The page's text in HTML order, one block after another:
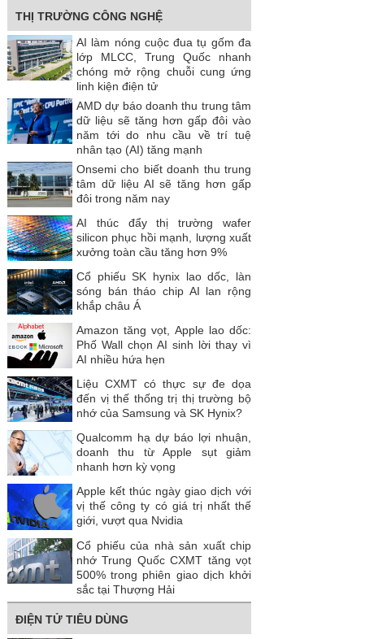
THỊ TRƯỜNG CÔNG NGHỆ
AI làm nóng cuộc đua tụ gốm đa
lớp MLCC, Trung Quốc nhanh
chóng mở rộng chuỗi cung ứng
linh kiện điện tử
AMD dự báo doanh thu trung tâm
dữ liệu sẽ tăng hơn gấp đôi vào
năm tới do nhu cầu về trí tuệ
nhân tạo (AI) tăng mạnh
Onsemi cho biết doanh thu trung
tâm dữ liệu AI sẽ tăng hơn gấp
đôi trong năm nay
AI thúc đẩy thị trường wafer
silicon phục hồi mạnh, lượng xuất
xưởng toàn cầu tăng hơn 9%
Cổ phiếu SK hynix lao dốc, làn
sóng bán tháo chip AI lan rộng
khắp châu Á
Amazon tăng vọt, Apple lao dốc:
Phố Wall chọn AI sinh lời thay vì
AI nhiều hứa hẹn
Liệu CXMT có thực sự đe dọa
đến vị thế thống trị thị trường bộ
nhớ của Samsung và SK Hynix?
Qualcomm hạ dự báo lợi nhuận,
doanh thu từ Apple sụt giảm
nhanh hơn kỳ vọng
Apple kết thúc ngày giao dịch với
vị thế công ty có giá trị nhất thế
giới, vượt qua Nvidia
Cổ phiếu của nhà sản xuất chip
nhớ Trung Quốc CXMT tăng vọt
500% trong phiên giao dịch khởi
sắc tại Thượng Hải
ĐIỆN TỬ TIÊU DÙNG